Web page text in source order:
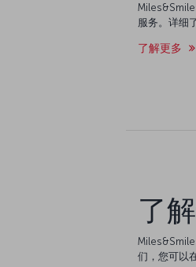
服务。详细
了解更多
了
们，您可以